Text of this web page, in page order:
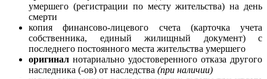
умершего (регистрации по месту жительства) на день
смерти
копия финансово-лицевого счета (карточка учета
собственника, единый жилищный документ) с
последнего постоянного места жительства умершего
оригинал нотариально удостоверенного отказа другого
наследника (-ов) от наследства (при наличии)